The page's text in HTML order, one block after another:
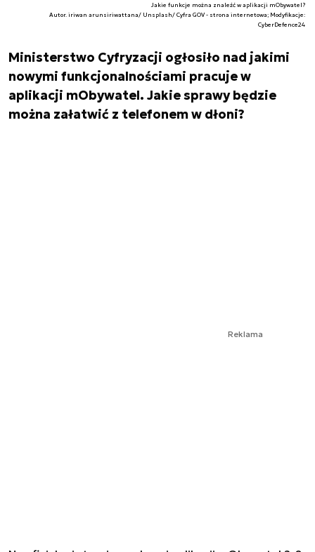
Jakie funkcje można znaleźć w aplikacji mObywatel?
Autor. iriwan arunsiriwattana/ Unsplash/ Cyfra GOV - strona internetowa; Modyfikacje:
CyberDefence24
Ministerstwo Cyfryzacji ogłosiło nad jakimi
nowymi funkcjonalnościami pracuje w
aplikacji mObywatel. Jakie sprawy będzie
można załatwić z telefonem w dłoni?
Reklama